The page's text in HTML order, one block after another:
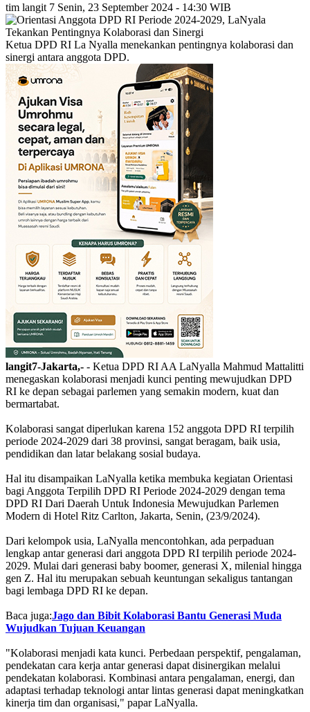
tim langit 7 Senin, 23 September 2024 - 14:30 WIB
Ketua DPD RI La Nyalla menekankan pentingnya kolaborasi dan
sinergi antara anggota DPD.
langit7-Jakarta,- - Ketua DPD RI AA LaNyalla Mahmud Mattalitti
menegaskan kolaborasi menjadi kunci penting mewujudkan DPD
RI ke depan sebagai parlemen yang semakin modern, kuat dan
bermartabat.
Kolaborasi sangat diperlukan karena 152 anggota DPD RI terpilih
periode 2024-2029 dari 38 provinsi, sangat beragam, baik usia,
pendidikan dan latar belakang sosial budaya.
Hal itu disampaikan LaNyalla ketika membuka kegiatan Orientasi
bagi Anggota Terpilih DPD RI Periode 2024-2029 dengan tema
DPD RI Dari Daerah Untuk Indonesia Mewujudkan Parlemen
Modern di Hotel Ritz Carlton, Jakarta, Senin, (23/9/2024).
Dari kelompok usia, LaNyalla mencontohkan, ada perpaduan
lengkap antar generasi dari anggota DPD RI terpilih periode 2024-
2029. Mulai dari generasi baby boomer, generasi X, milenial hingga
gen Z. Hal itu merupakan sebuah keuntungan sekaligus tantangan
bagi lembaga DPD RI ke depan.
Baca juga:Jago dan Bibit Kolaborasi Bantu Generasi Muda
Wujudkan Tujuan Keuangan
"Kolaborasi menjadi kata kunci. Perbedaan perspektif, pengalaman,
pendekatan cara kerja antar generasi dapat disinergikan melalui
pendekatan kolaborasi. Kombinasi antara pengalaman, energi, dan
adaptasi terhadap teknologi antar lintas generasi dapat meningkatkan
kinerja tim dan organisasi," papar LaNyalla.